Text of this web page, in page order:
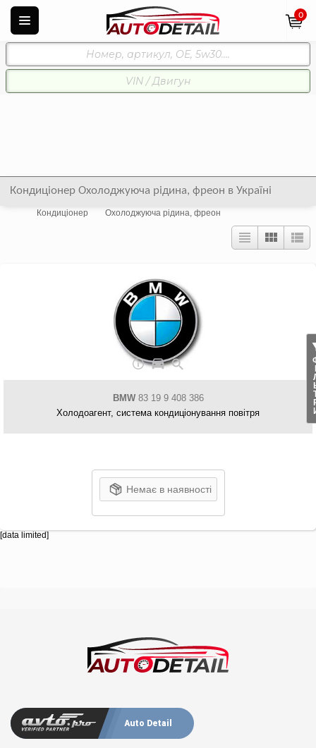
0
Кондиціонер Охолоджуюча рідина, фреон в Україні
Кондиціонер Охолоджуюча рідина, фреон
BMW83 19 9 408 386
Холодоагент, система кондиціонування повітря
Немає в наявності
[data limited]
Auto Detail